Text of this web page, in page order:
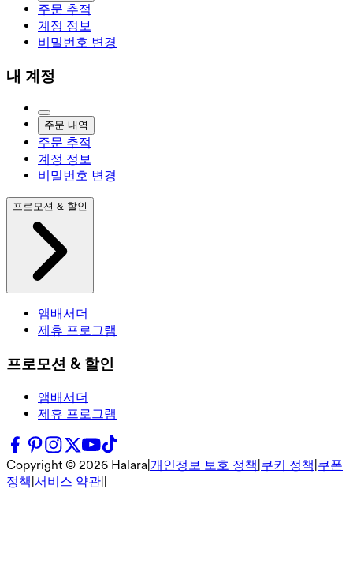
주문 추적
계정 정보
비밀번호 변경
내 계정
주문 내역
주문 추적
계정 정보
비밀번호 변경
프로모션 & 할인
앰배서더
제휴 프로그램
프로모션 & 할인
앰배서더
제휴 프로그램
Copyright © 2026 Halara 개인정보 보호 정책 쿠키 정책 쿠폰
정책 서비스 약관